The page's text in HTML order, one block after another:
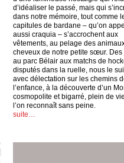
d’idéaliser le passé, mais qui
dans notre mémoire, tout comme
capitules de bardane – qu’on
aussi craquia – s’accrochent aux
vêtements, au pelage des
cheveux de notre petite sœur. Des
au parc Bélair aux matchs de
disputés dans la ruelle, nous le
avec délectation sur les chemins
l’enfance, à la découverte d’un
cosmopolite et bigarré, plein de
l’on reconnaît sans peine.
suite…